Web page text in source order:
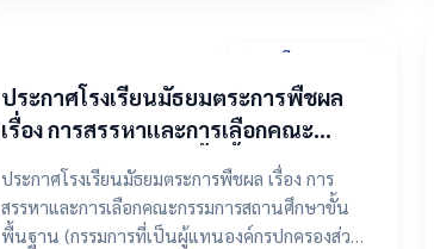
31 มีนาคม 2569
ประกาศโรงเรียนมัธยมตระการพืชผล
เรื่อง การสรรหาและการเลือกคณะ
กรรมการสถานศึกษาขั้นพื้นฐาน
(กรรมการที่เป็นผู้แทนองค์กรปกครอง
ส่วนท้องถิ่น แทนตำแหน่งว่าง)
ประกาศโรงเรียนมัธยมตระการพืชผล เรื่อง การ
สรรหาและการเลือกคณะกรรมการสถานศึกษาขั้น
พื้นฐาน (กรรมการที่เป็นผู้แทนองค์กรปกครองส่วน